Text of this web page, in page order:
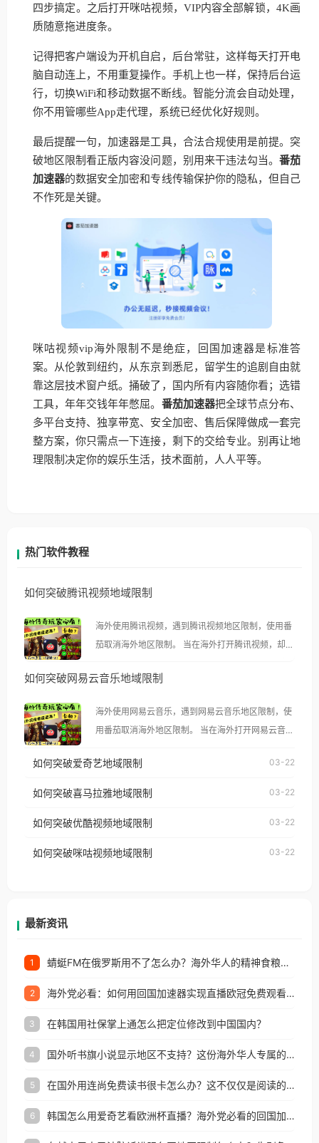
四步搞定。之后打开咪咕视频，VIP内容全部解锁，4K画
质随意拖进度条。
记得把客户端设为开机自启，后台常驻，这样每天打开电
脑自动连上，不用重复操作。手机上也一样，保持后台运
行，切换WiFi和移动数据不断线。智能分流会自动处理，
你不用管哪些App走代理，系统已经优化好规则。
最后提醒一句，加速器是工具，合法合规使用是前提。突
破地区限制看正版内容没问题，别用来干违法勾当。 番茄
加速器的数据安全加密和专线传输保护你的隐私，但自己
不作死是关键。
咪咕视频vip海外限制不是绝症，回国加速器是标准答
案。从伦敦到纽约，从东京到悉尼，留学生的追剧自由就
靠这层技术窗户纸。捅破了，国内所有内容随你看；选错
工具，年年交钱年年憋屈。 番茄加速器把全球节点分布、
多平台支持、独享带宽、安全加密、售后保障做成一套完
整方案，你只需点一下连接，剩下的交给专业。别再让地
理限制决定你的娱乐生活，技术面前，人人平等。
热门软件教程
如何突破腾讯视频地域限制
海外使用腾讯视频，遇到腾讯视频地区限制，使用番
茄取消海外地区限制。 当在海外打开腾讯视频，却突
示语。 海外用户如香港、澳门、台湾、美国、加拿
像其他音乐平台一样，出现地区及版权限制问题，且
仅能在中国大陆地区播放。 遇到这个问题的朋友们，
台湾、美国、加拿大、澳大利亚、欧洲等国家和地区
权限制所困扰。
如何突破网易云音乐地域限制
海外使用网易云音乐，遇到网易云音乐地区限制，使
用番茄取消海外地区限制。 当在海外打开网易云音
播放”的提示语。 海外用户如香港、澳门、台湾、美
制问题，且仅能在中国大陆地区播放。 遇到这个问题
户收听网易云音乐地区版权限制」的问题，无论人在
如何突破爱奇艺地域限制 03-22
如何突破喜马拉雅地域限制 03-22
如何突破优酷视频地域限制 03-22
如何突破咪咕视频地域限制 03-22
最新资讯
1 蜻蜓FM在俄罗斯用不了怎么办？海外华人的精神食粮补给方案
2 海外党必看：如何用回国加速器实现直播欧冠免费观看？附影视音乐全攻略
3 在韩国用社保掌上通怎么把定位修改到中国国内？
4 国外听书旗小说显示地区不支持？这份海外华人专属的国内内容解锁指南请收好
5 在国外用连尚免费读书很卡怎么办？这不仅仅是阅读的烦恼
6 韩国怎么用爱奇艺看欧洲杯直播？海外党必看的回国加速全攻略